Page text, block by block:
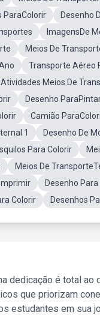
ParaColorir
Desenho
ImagensDe
Meios De
Transporte Aéreo
Atividades Meios De
Desenho
Camião
1
Desenho De
Para Colorir
Meios De
Desenho
Colorir
Desenhos
dedicação é total
que priorizam
estudantes em sua